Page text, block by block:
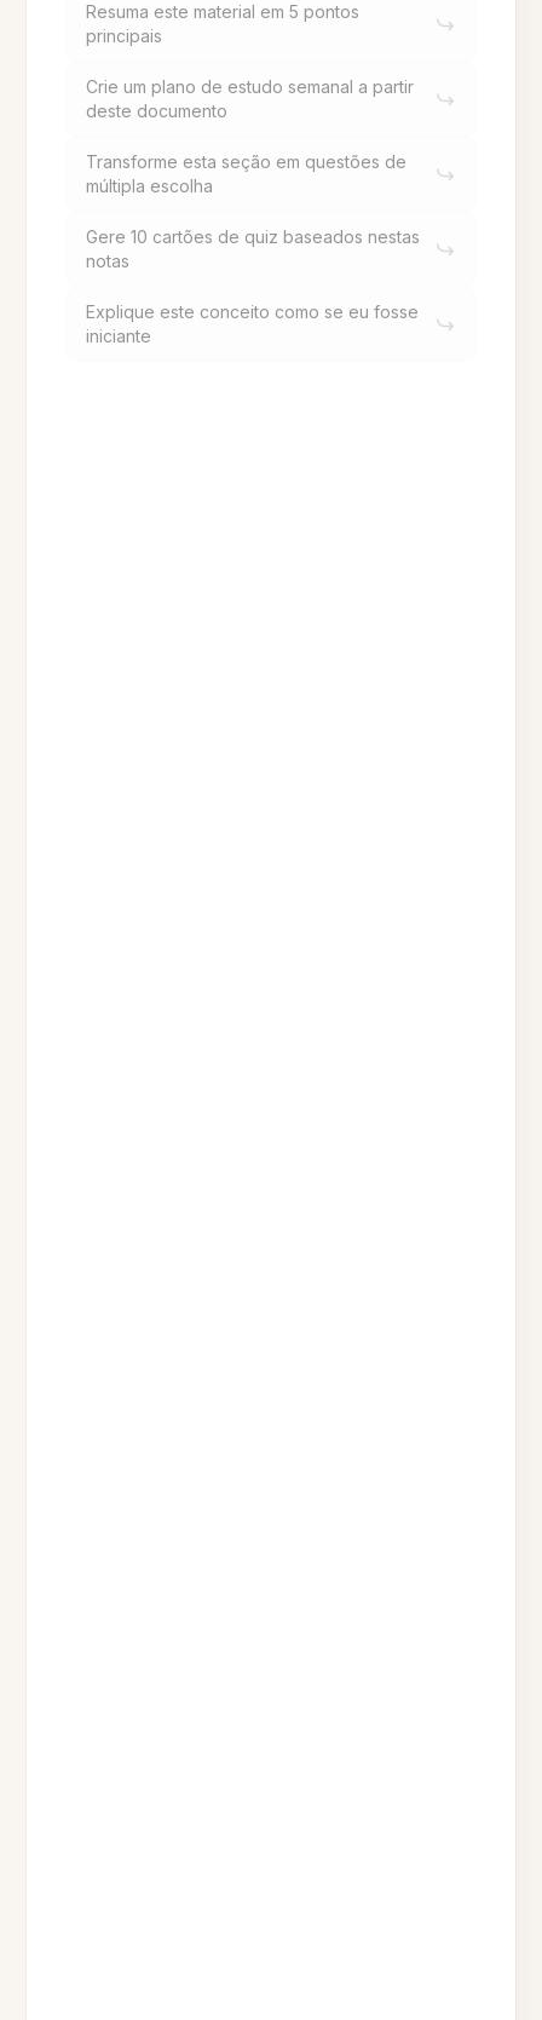
Resuma este material em 5 pontos
principais
Crie um plano de estudo semanal a partir
deste documento
Transforme esta seção em questões de
múltipla escolha
Gere 10 cartões de quiz baseados nestas
notas
Explique este conceito como se eu fosse
iniciante